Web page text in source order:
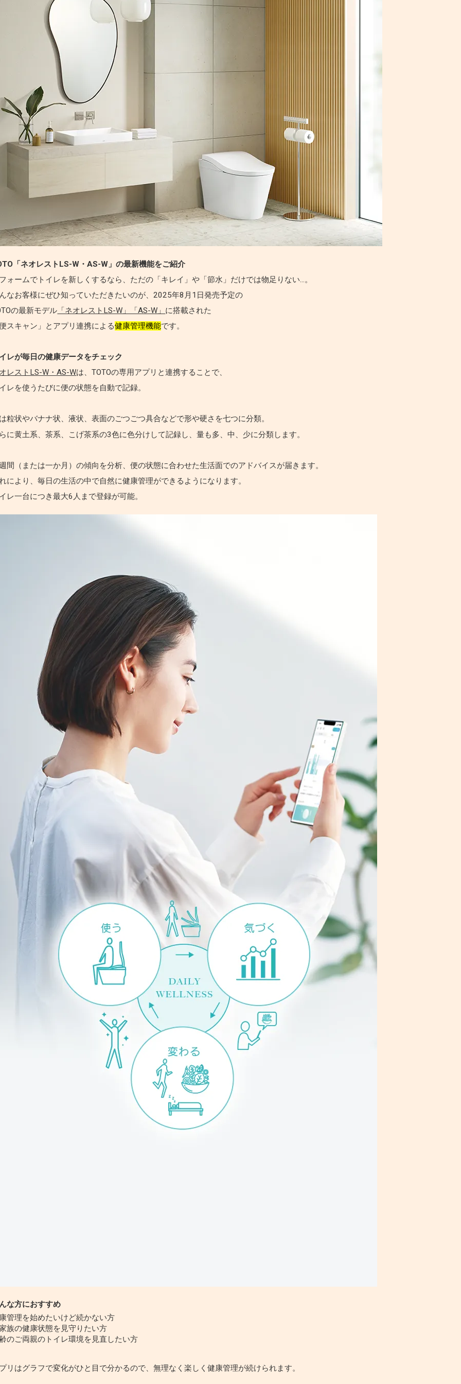
「ネオレストLS-W・AS-W」の最新機能をご紹介
ォームでトイレを新しくするなら、ただの「キレイ」や「節水」だけでは物足りない…。
なお客様にぜひ知っていただきたいのが、2025年8月1日発売予定の
の最新モデル 「ネオレストLS-W」「AS-W」 に搭載された
便スキャン」とアプリ連携による健康管理機能です。
レが毎日の健康データをチェック
レストLS-W・AS-Wは、TOTOの専用アプリと連携することで、
レを使うたびに便の状態を自動で記録。
粒状やバナナ状、液状、表面のごつごつ具合などで形や硬さを七つに分類。
に黄土系、茶系、こげ茶系の3色に色分けして記録し、量も多、中、少に分類します。
間（または一か月）の傾向を分析、便の状態に合わせた生活面でのアドバイスが届きます。
により、毎日の生活の中で自然に健康管理ができるようになります。
レ一台につき最大6人まで登録が可能。
な方におすすめ
管理を始めたいけど続かない方
族の健康状態を見守りたい方
のご両親のトイレ環境を見直したい方
リはグラフで変化がひと目で分かるので、無理なく楽しく健康管理が続けられます。